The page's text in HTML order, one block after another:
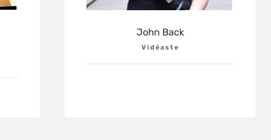
John Back
Vidéaste